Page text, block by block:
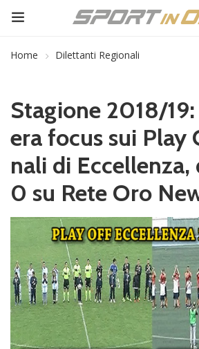
Home Dilettanti Regionali
Stagione 2018/
era focus sui Play
nali di
0 su Rete Oro